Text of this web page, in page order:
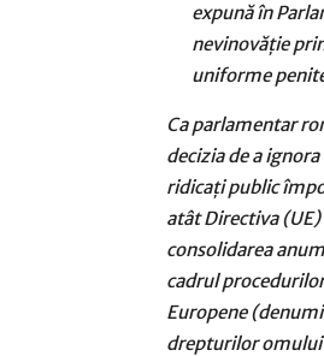
expună în
nevinovăţie
uniforme
Ca parlamentar
decizia de a
ridicaţi public
atât Directiva
consolidarea
cadrul
Europene
drepturilor omului